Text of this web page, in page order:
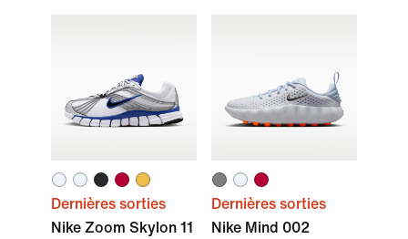
Dernières sorties
Nike Zoom Skylon 11
Dernières sorties
Nike Mind 002